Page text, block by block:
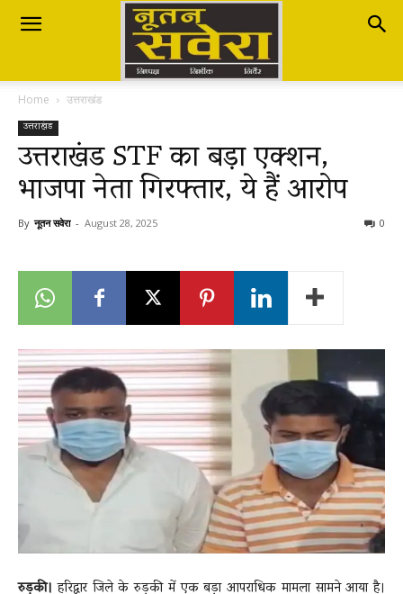
Nutan
Savera
नूतन
Breaking
Home उत्तराखंड
उत्तराखंड
उत्तराखंड STF का बड़ा एक्शन,
भाजपा नेता गिरफ्तार, ये हैं आरोप
By नूतन सवेरा - August 28, 2025 0
रुड़की। हरिद्वार जिले के रुड़की में एक बड़ा आपराधिक मामला सामने आया है।